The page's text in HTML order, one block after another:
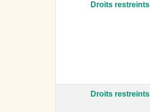
Droits restreints
Droits restreints